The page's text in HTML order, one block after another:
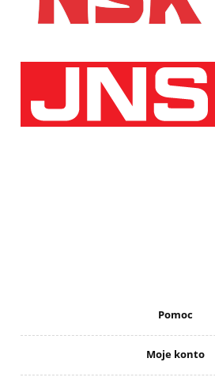
Pomoc
Moje konto